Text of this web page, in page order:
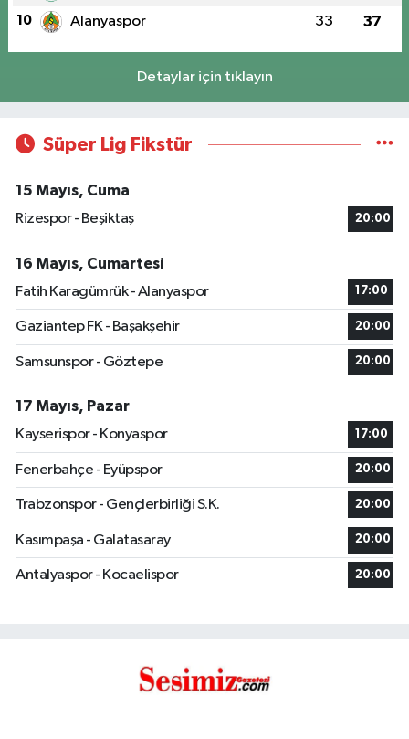
10 Alanyaspor 33 37
Detaylar için tıklayın
Süper Lig Fikstür
15 Mayıs, Cuma
Rizespor - Beşiktaş
20:00
16 Mayıs, Cumartesi
Fatih Karagümrük - Alanyaspor
17:00
Gaziantep FK - Başakşehir 20:00
Samsunspor - Göztepe 20:00
17 Mayıs, Pazar
Kayserispor - Konyaspor
17:00
Fenerbahçe - Eyüpspor 20:00
Trabzonspor - Gençlerbirliği S.K. 20:00
Kasımpaşa - Galatasaray 20:00
Antalyaspor - Kocaelispor 20:00